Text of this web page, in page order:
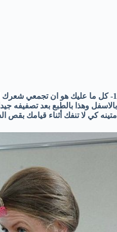
1- كل ما عليك هو ان تجمعي شعرك
بالاسفل وهذا بالطبع بعد تصفيفه
متينه كي لا تنفك أثناء قيامك بقص